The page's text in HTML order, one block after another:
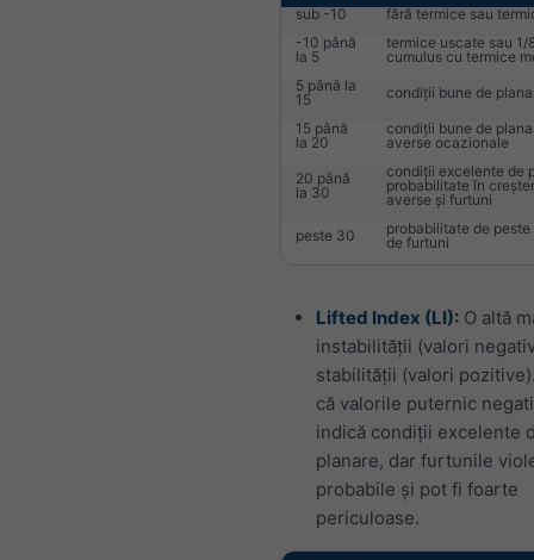
sub -10
fără termice sau
-10 până
la 5
termice uscate sau 1/
cumulus cu termice
5 până la
15
condiții bune de
15 până
la 20
condiții bune de
averse ocazionale
20 până
la 30
condiții excelente de
probabilitate în
averse și furtuni
peste 30
probabilitate de
de furtuni
Lifted Index (LI): O altă
instabilității (valori
stabilității (valori
că valorile puternic
indică condiții excelente
planare, dar furtunile
probabile și pot fi foarte
periculoase.